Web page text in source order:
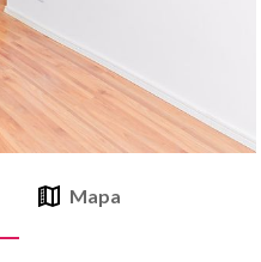
Mapa